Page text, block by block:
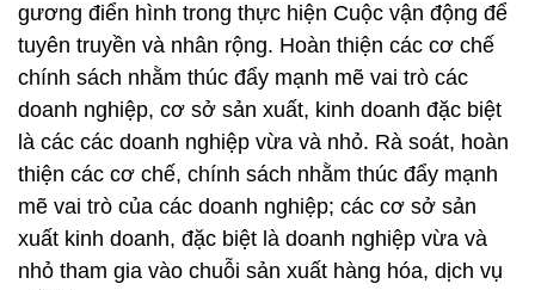
gương điển hình trong thực hiện Cuộc vận động để
tuyên truyền và nhân rộng. Hoàn thiện các cơ chế
chính sách nhằm thúc đẩy mạnh mẽ vai trò các
doanh nghiệp, cơ sở sản xuất, kinh doanh đặc biệt
là các các doanh nghiệp vừa và nhỏ. Rà soát, hoàn
thiện các cơ chế, chính sách nhằm thúc đẩy mạnh
mẽ vai trò của các doanh nghiệp; các cơ sở sản
xuất kinh doanh, đặc biệt là doanh nghiệp vừa và
nhỏ tham gia vào chuỗi sản xuất hàng hóa, dịch vụ